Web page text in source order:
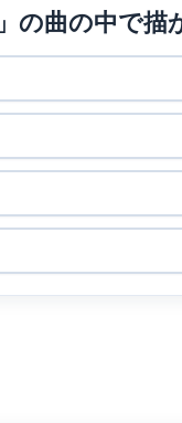
の曲の中で